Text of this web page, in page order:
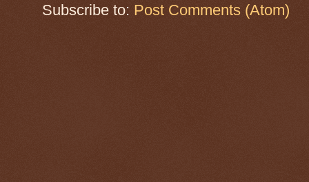
Subscribe to: Post Comments (Atom)